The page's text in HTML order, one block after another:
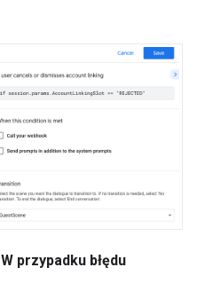
W przypadku błędu